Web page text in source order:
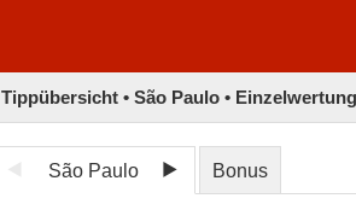
Tippübersicht • São Paulo • Einzelwertung
São Paulo Bonus